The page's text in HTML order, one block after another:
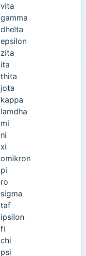
vita
gamma
dhelta
epsilon
zita
ita
thita
jota
kappa
lamdha
mi
ni
xi
omikron
pi
ro
sigma
taf
ipsilon
fi
chi
psi